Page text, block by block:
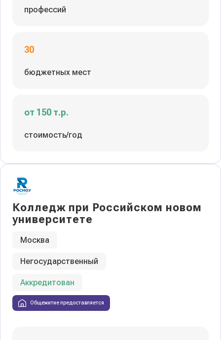
профессий
30
бюджетных мест
от 150 т.р.
стоимость/год
Колледж при Российском новом
университете
Москва
Негосударственный
Аккредитован
Общежитие предоставляется